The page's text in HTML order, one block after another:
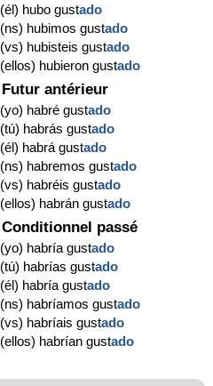
(él) hubo gustado
(ns) hubimos gustado
(vs) hubisteis gustado
(ellos) hubieron gustado
Futur antérieur
(yo) habré gustado
(tú) habrás gustado
(él) habrá gustado
(ns) habremos gustado
(vs) habréis gustado
(ellos) habrán gustado
Conditionnel passé
(yo) habría gustado
(tú) habrías gustado
(él) habría gustado
(ns) habríamos gustado
(vs) habríais gustado
(ellos) habrían gustado